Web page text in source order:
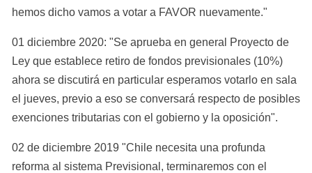
hemos dicho vamos a votar a FAVOR nuevamente."
01 diciembre 2020: "Se aprueba en general Proyecto de
Ley que establece retiro de fondos previsionales (10%)
ahora se discutirá en particular esperamos votarlo en sala
el jueves, previo a eso se conversará respecto de posibles
exenciones tributarias con el gobierno y la oposición".
02 de diciembre 2019 "Chile necesita una profunda
reforma al sistema Previsional, terminaremos con el